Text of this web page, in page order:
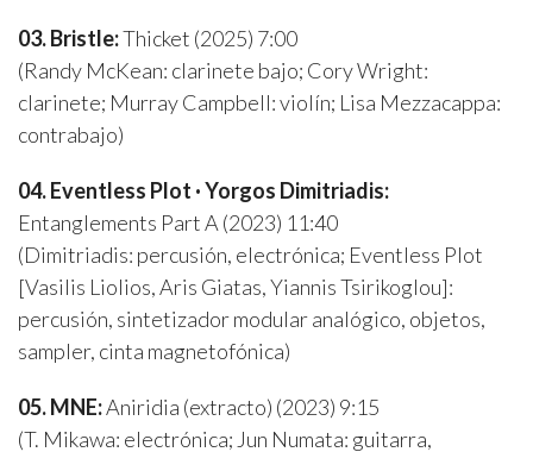
03. Bristle:Thicket (2025) 7:00
(Randy McKean: clarinete bajo; Cory Wright:
clarinete; Murray Campbell: violín; Lisa Mezzacappa:
contrabajo)
04. Eventless Plot · Yorgos Dimitriadis:
Entanglements Part A (2023) 11:40
(Dimitriadis: percusión, electrónica; Eventless Plot
[Vasilis Liolios, Aris Giatas, Yiannis Tsirikoglou]:
percusión, sintetizador modular analógico, objetos,
sampler, cinta magnetofónica)
05. MNE:Aniridia (extracto) (2023) 9:15
(T. Mikawa: electrónica; Jun Numata: guitarra,